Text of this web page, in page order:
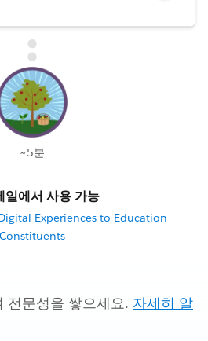
~5분
일에서 사용 가능
Experiences to Education
Constituents
전문성을 쌓으세요. 자세히 알